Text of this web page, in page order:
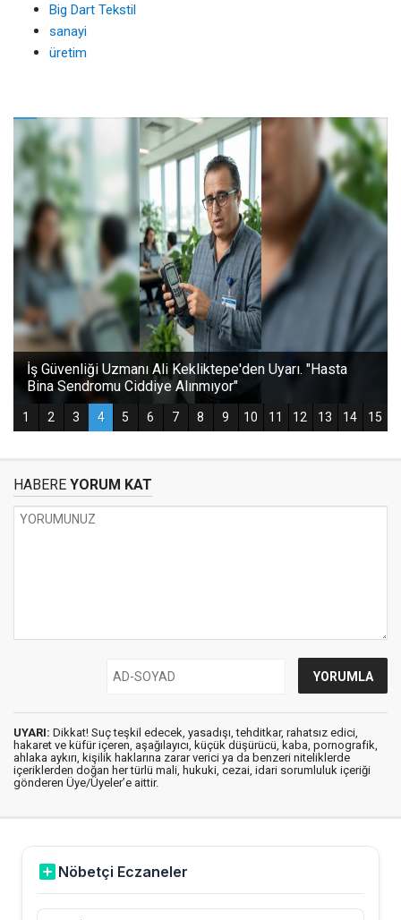
Big Dart Tekstil
sanayi
üretim
HABERE YORUM KAT
UYARI: Dikkat! Suç teşkil edecek, yasadışı, tehditkar, rahatsız edici,
hakaret ve küfür içeren, aşağılayıcı, küçük düşürücü, kaba, pornografik,
ahlaka aykırı, kişilik haklarına zarar verici ya da benzeri niteliklerde
içeriklerden doğan her türlü mali, hukuki, cezai, idari sorumluluk içeriği
gönderen Üye/Üyeler’e aittir.